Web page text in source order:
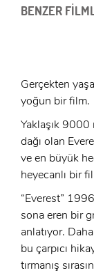
BENZER
Gerçekten
yoğun bir film.
Yaklaşık
dağı olan
ve en büyük
heyecanlı bir
“Everest”
sona eren bir
anlatıyor.
bu çarpıcı
tırmanış